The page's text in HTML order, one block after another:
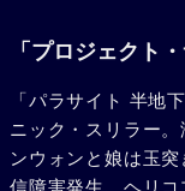
「プロジェクト
「パラサイト 半地
ニック・スリラー
ンウォンと娘は玉
信障害発生、ヘリコ